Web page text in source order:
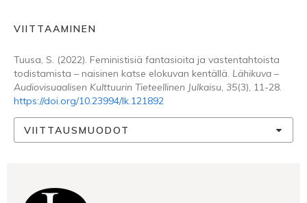
VIITTAAMINEN
Tuusa, S. (2022). Feministisiä fantasioita ja vastentahtoista
todistamista – naisinen katse elokuvan kentällä. Lähikuva –
Audiovisuaalisen Kulttuurin Tieteellinen Julkaisu, 35(3), 11-28.
https://doi.org/10.23994/lk.121892
VIITTAUSMUODOT